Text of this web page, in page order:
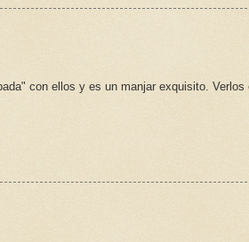
con ellos y es un manjar exquisito. Verlos